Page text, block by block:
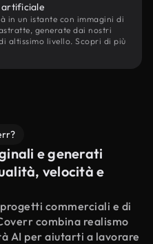
artificiale
in un istante con immagini di
generate dai nostri
altissimo livello. Scopri di più
e generati
velocità e
commerciali e di
combina realismo
AI per aiutarti a lavorare